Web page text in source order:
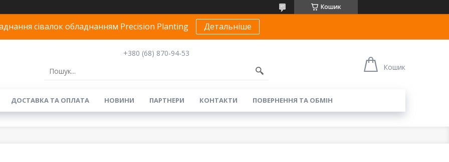
Кошик
сівалок обладнанням Precision Planting Детальніше
+380 (68) 870-94-53
Кошик
ДОСТАВКА ТА ОПЛАТА НОВИНИ ПАРТНЕРИ КОНТАКТИ ПОВЕРНЕННЯ ТА ОБМІН